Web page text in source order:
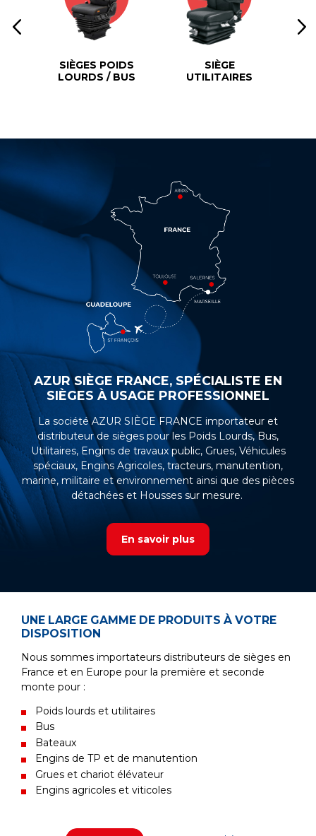
SIÈGES POIDS
LOURDS / BUS
SIÈGE
UTILITAIRES
AZUR SIÈGE FRANCE, SPÉCIALISTE EN
SIÈGES À USAGE PROFESSIONNEL
La société AZUR SIÈGE FRANCE importateur et
distributeur de sièges pour les Poids Lourds, Bus,
Utilitaires, Engins de travaux public, Grues, Véhicules
spéciaux, Engins Agricoles, tracteurs, manutention,
marine, militaire et environnement ainsi que des pièces
détachées et Housses sur mesure.
En savoir plus
UNE LARGE GAMME DE PRODUITS À VOTRE
DISPOSITION
Nous sommes importateurs distributeurs de sièges en
France et en Europe pour la première et seconde
monte pour :
Poids lourds et utilitaires
Bus
Bateaux
Engins de TP et de manutention
Grues et chariot élévateur
Engins agricoles et viticoles